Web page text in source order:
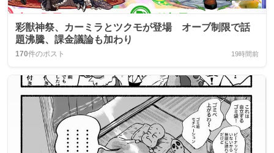
彩獣神祭、カーミラとツクモが登場 オーブ制限で話
題沸騰、課金議論も加わり
170件のポスト 19時間前